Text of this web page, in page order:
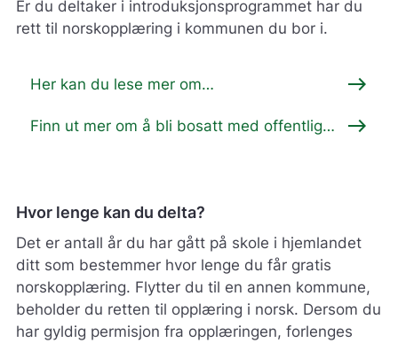
Er du deltaker i introduksjonsprogrammet har du
rett til norskopplæring i kommunen du bor i.
Her kan du lese mer om
east
Finn ut mer om å bli bosatt med offentlig
east
Hvor lenge kan du delta?
Det er antall år du har gått på skole i hjemlandet
ditt som bestemmer hvor lenge du får gratis
norskopplæring. Flytter du til en annen kommune,
beholder du retten til opplæring i norsk. Dersom du
har gyldig permisjon fra opplæringen, forlenges